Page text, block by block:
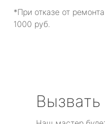
*При отказе от
1000 руб.